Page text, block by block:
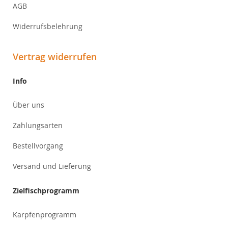
AGB
Widerrufsbelehrung
Vertrag widerrufen
Info
Über uns
Zahlungsarten
Bestellvorgang
Versand und Lieferung
Zielfischprogramm
Karpfenprogramm